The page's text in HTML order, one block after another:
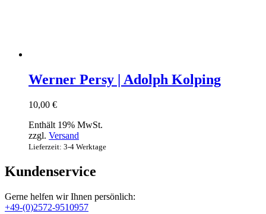
Werner Persy | Adolph Kolping
10,00 €
Enthält 19% MwSt.
zzgl. Versand
Lieferzeit: 3-4 Werktage
Kundenservice
Gerne helfen wir Ihnen persönlich:
+49-(0)2572-9510957